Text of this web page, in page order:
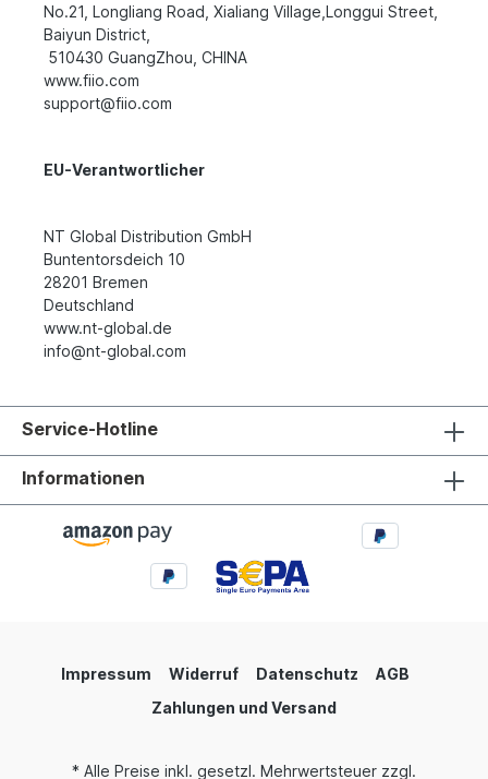
No.21, Longliang Road, Xialiang Village,Longgui Street,
Baiyun District,
510430 GuangZhou, CHINA
www.fiio.com
support@fiio.com
EU-Verantwortlicher
NT Global Distribution GmbH
Buntentorsdeich 10
28201 Bremen
Deutschland
www.nt-global.de
info@nt-global.com
Service-Hotline
Informationen
Impressum Widerruf Datenschutz
AGB
Zahlungen und Versand
* Alle Preise inkl. gesetzl. Mehrwertsteuer zzgl.